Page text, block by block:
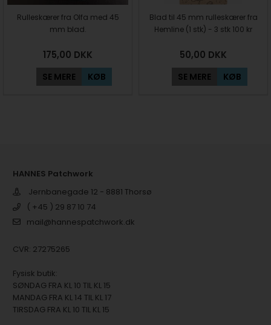
Rulleskærer fra Olfa med 45
mm blad.
175,00 DKK
SE MERE KØB
Blad til 45 mm rulleskærer fra
Hemline (1 stk) - 3 stk 100 kr
50,00 DKK
SE MERE KØB
HANNES Patchwork
Jernbanegade 12 - 8881 Thorsø
( +45 ) 29 87 10 74
mail@hannespatchwork.dk
CVR: 27275265
Fysisk butik:
SØNDAG FRA KL 10 TIL KL 15
MANDAG FRA KL 14 TIL KL 17
TIRSDAG FRA KL 10 TIL KL 15